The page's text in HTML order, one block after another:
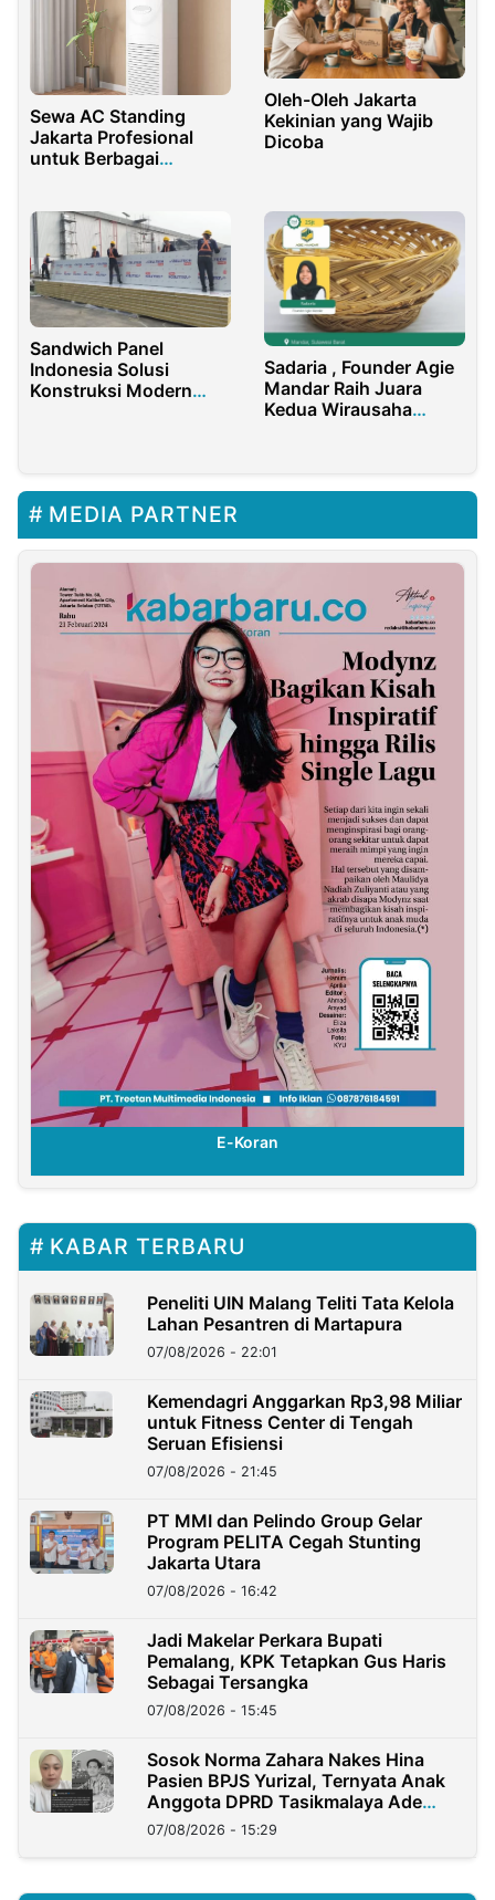
Sewa AC Standing
Jakarta Profesional
untuk Berbagai
Oleh-Oleh Jakarta
Kekinian yang Wajib
Dicoba
Sandwich Panel
Indonesia Solusi
Konstruksi Modern
Sadaria , Founder Agie
Mandar Raih Juara
Kedua Wirausaha
MEDIA PARTNER
E-Koran
KABAR TERBARU
Peneliti UIN Malang Teliti Tata Kelola
Lahan Pesantren di Martapura
07/08/2026 - 22:01
Kemendagri Anggarkan Rp3,98 Miliar
untuk Fitness Center di Tengah
Seruan Efisiensi
07/08/2026 - 21:45
PT MMI dan Pelindo Group Gelar
Program PELITA Cegah Stunting
Jakarta Utara
07/08/2026 - 16:42
Jadi Makelar Perkara Bupati
Pemalang, KPK Tetapkan Gus Haris
Sebagai Tersangka
07/08/2026 - 15:45
Sosok Norma Zahara Nakes Hina
Pasien BPJS Yurizal, Ternyata Anak
Anggota DPRD Tasikmalaya Ade
Lukman
07/08/2026 - 15:29